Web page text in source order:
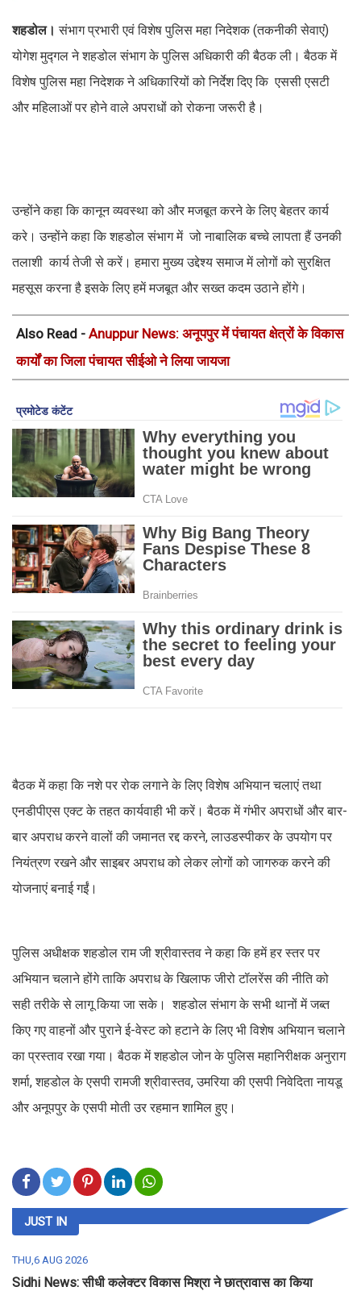
शहडोल।संभाग प्रभारी एवं विशेष पुलिस महा निदेशक (तकनीकी सेवाएं)
योगेश मुद्गल ने शहडोल संभाग के पुलिस अधिकारी की बैठक ली। बैठक में
विशेष पुलिस महा निदेशक ने अधिकारियों को निर्देश दिए कि एससी एसटी
और महिलाओं पर होने वाले अपराधों को रोकना जरूरी है।
उन्होंने कहा कि कानून व्यवस्था को और मजबूत करने के लिए बेहतर कार्य
करे। उन्होंने कहा कि शहडोल संभाग में जो नाबालिक बच्चे लापता हैं उनकी
तलाशी कार्य तेजी से करें। हमारा मुख्य उद्देश्य समाज में लोगों को सुरक्षित
महसूस करना है इसके लिए हमें मजबूत और सख्त कदम उठाने होंगे।
Also Read - Anuppur News: अनूपपुर में पंचायत क्षेत्रों के विकास
कार्यों का जिला पंचायत सीईओ ने लिया जायजा
बैठक में कहा कि नशे पर रोक लगाने के लिए विशेष अभियान चलाएं तथा
एनडीपीएस एक्ट के तहत कार्यवाही भी करें। बैठक में गंभीर अपराधों और बार-
बार अपराध करने वालों की जमानत रद्द करने, लाउडस्पीकर के उपयोग पर
नियंत्रण रखने और साइबर अपराध को लेकर लोगों को जागरुक करने की
योजनाएं बनाई गईं।
पुलिस अधीक्षक शहडोल राम जी श्रीवास्तव ने कहा कि हमें हर स्तर पर
अभियान चलाने होंगे ताकि अपराध के खिलाफ जीरो टॉलरेंस की नीति को
सही तरीके से लागू किया जा सके। शहडोल संभाग के सभी थानों में जब्त
किए गए वाहनों और पुराने ई-वेस्ट को हटाने के लिए भी विशेष अभियान चलाने
का प्रस्ताव रखा गया। बैठक में शहडोल जोन के पुलिस महानिरीक्षक अनुराग
शर्मा, शहडोल के एसपी रामजी श्रीवास्तव, उमरिया की एसपी निवेदिता नायडू
और अनूपपुर के एसपी मोती उर रहमान शामिल हुए।
JUST IN
THU,6 AUG 2026
Sidhi News: सीधी कलेक्टर विकास मिश्रा ने छात्रावास का किया